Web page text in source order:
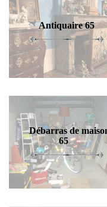
Antiquaire 65
Débarras de
65